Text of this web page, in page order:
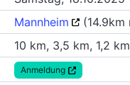
Mannheim
10 km, 3,5 km, 1,2 km
Anmeldung